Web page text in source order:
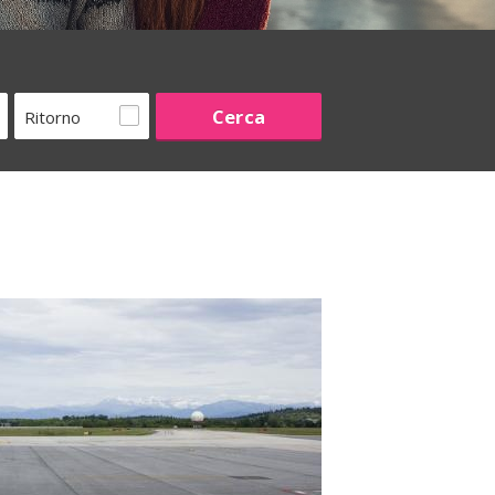
Ritorno